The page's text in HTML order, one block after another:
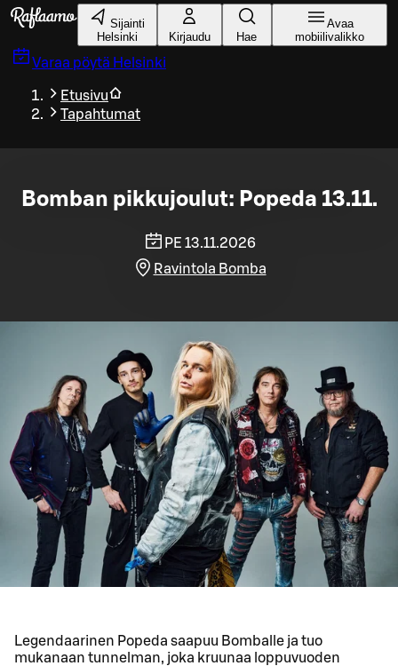
Siirry pääsisältöön
Sijainti
Helsinki
Kirjaudu Hae
Avaa
mobiilivalikko
Varaa pöytä Helsinki
Etusivu
Tapahtumat
Bomban pikkujoulut: Popeda 13.11.
PE 13.11.2026
Ravintola Bomba
Legendaarinen Popeda saapuu Bomballe ja tuo
mukanaan tunnelman, joka kruunaa loppuvuoden